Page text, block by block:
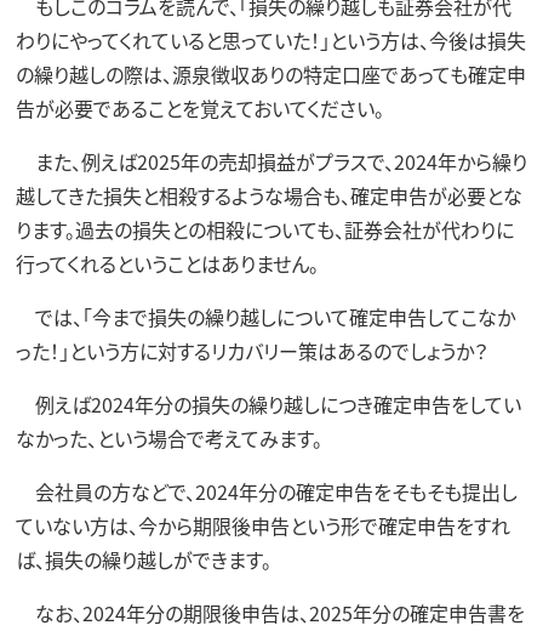
もしこのコラムを読んで、「損失の繰り越しも証券会社が代
わりにやってくれていると思っていた！」という方は、今後は損失
の繰り越しの際は、源泉徴収ありの特定口座であっても確定申
告が必要であることを覚えておいてください。
また、例えば2025年の売却損益がプラスで、2024年から繰り
越してきた損失と相殺するような場合も、確定申告が必要とな
ります。過去の損失との相殺についても、証券会社が代わりに
行ってくれるということはありません。
では、「今まで損失の繰り越しについて確定申告してこなか
った！」という方に対するリカバリー策はあるのでしょうか？
例えば2024年分の損失の繰り越しにつき確定申告をしてい
なかった、という場合で考えてみます。
会社員の方などで、2024年分の確定申告をそもそも提出し
ていない方は、今から期限後申告という形で確定申告をすれ
ば、損失の繰り越しができます。
なお、2024年分の期限後申告は、2025年分の確定申告書を